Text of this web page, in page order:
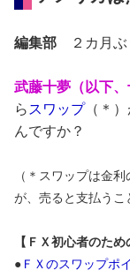
編集部 ２カ月ぶ
武藤十夢（以下、
ら スワップ（＊
んですか？
（＊スワップは金
が、売ると支払うこ
【ＦＸ初心者のため
● ＦＸのスワップポ